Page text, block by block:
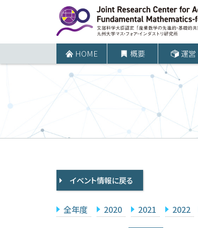
ツ
プ
HOME 概要 運営
イベント情報に戻る
全年度 2020 2021 2022